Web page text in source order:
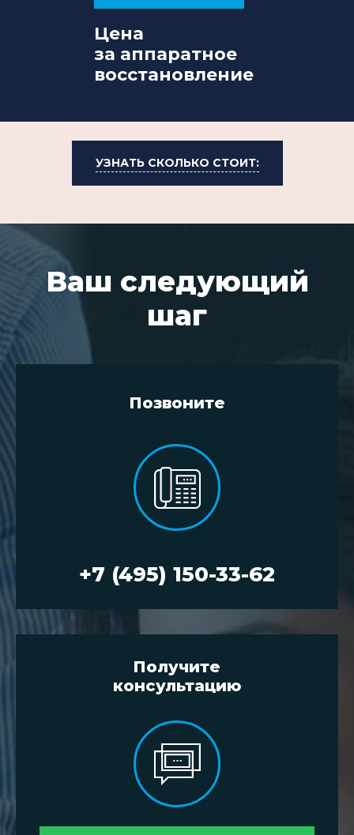
Цена
за аппаратное
восстановление
УЗНАТЬ СКОЛЬКО СТОИТ:
Ваш следующий
шаг
Позвоните
+7 (495) 150-33-62
Получите
консультацию